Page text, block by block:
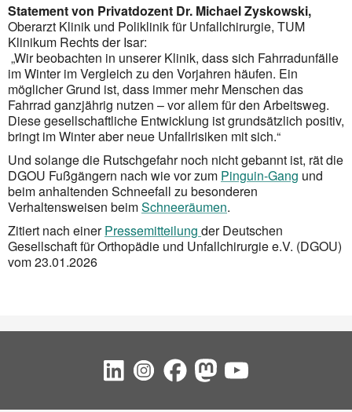
Statement von Privatdozent Dr. Michael Zyskowski,
Oberarzt Klinik und Poliklinik für Unfallchirurgie, TUM
Klinikum Rechts der Isar:
„Wir beobachten in unserer Klinik, dass sich Fahrradunfälle
im Winter im Vergleich zu den Vorjahren häufen. Ein
möglicher Grund ist, dass immer mehr Menschen das
Fahrrad ganzjährig nutzen – vor allem für den Arbeitsweg.
Diese gesellschaftliche Entwicklung ist grundsätzlich positiv,
bringt im Winter aber neue Unfallrisiken mit sich.“
Und solange die Rutschgefahr noch nicht gebannt ist, rät die
DGOU Fußgängern nach wie vor zum Pinguin-Gang und
beim anhaltenden Schneefall zu besonderen
Verhaltensweisen beimSchneeräumen.
Zitiert nach einerPressemitteilung der Deutschen
Gesellschaft für Orthopädie und Unfallchirurgie e.V. (DGOU)
vom 23.01.2026
Social Bookmarks